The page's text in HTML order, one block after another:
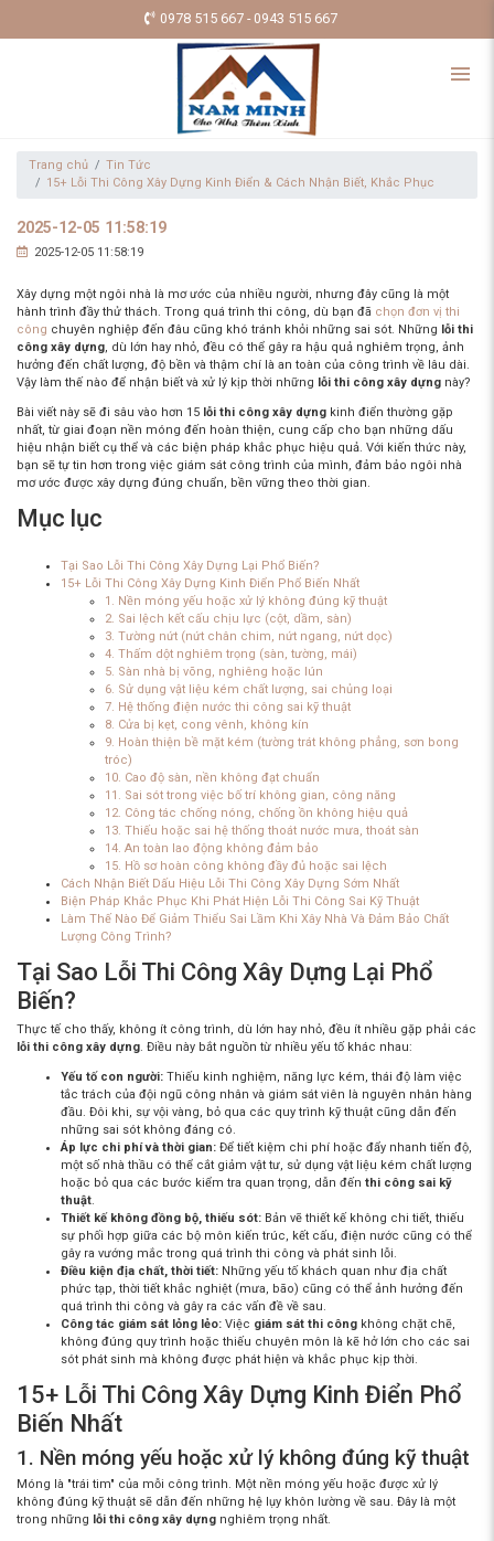
0978 515 667 - 0943 515 667
Trang chủ
Tin Tức
15+ Lỗi Thi Công Xây Dựng Kinh Điển & Cách Nhận Biết, Khắc Phục
2025-12-05 11:58:19
2025-12-05 11:58:19
Xây dựng một ngôi nhà là mơ ước của nhiều người, nhưng đây cũng là một
hành trình đầy thử thách. Trong quá trình thi công, dù bạn đã chọn đơn vị thi
công chuyên nghiệp đến đâu cũng khó tránh khỏi những sai sót. Những lỗi thi
công xây dựng , dù lớn hay nhỏ, đều có thể gây ra hậu quả nghiêm trọng, ảnh
hưởng đến chất lượng, độ bền và thậm chí là an toàn của công trình về lâu dài.
Vậy làm thế nào để nhận biết và xử lý kịp thời những lỗi thi công xây dựng này?
Bài viết này sẽ đi sâu vào hơn 15 lỗi thi công xây dựng kinh điển thường gặp
nhất, từ giai đoạn nền móng đến hoàn thiện, cung cấp cho bạn những dấu
hiệu nhận biết cụ thể và các biện pháp khắc phục hiệu quả. Với kiến thức này,
bạn sẽ tự tin hơn trong việc giám sát công trình của mình, đảm bảo ngôi nhà
mơ ước được xây dựng đúng chuẩn, bền vững theo thời gian.
Mục lục
Tại Sao Lỗi Thi Công Xây Dựng Lại Phổ Biến?
15+ Lỗi Thi Công Xây Dựng Kinh Điển Phổ Biến Nhất
1. Nền móng yếu hoặc xử lý không đúng kỹ thuật
2. Sai lệch kết cấu chịu lực (cột, dầm, sàn)
3. Tường nứt (nứt chân chim, nứt ngang, nứt dọc)
4. Thấm dột nghiêm trọng (sàn, tường, mái)
5. Sàn nhà bị võng, nghiêng hoặc lún
6. Sử dụng vật liệu kém chất lượng, sai chủng loại
7. Hệ thống điện nước thi công sai kỹ thuật
8. Cửa bị kẹt, cong vênh, không kín
9. Hoàn thiện bề mặt kém (tường trát không phẳng, sơn bong
tróc)
10. Cao độ sàn, nền không đạt chuẩn
11. Sai sót trong việc bố trí không gian, công năng
12. Công tác chống nóng, chống ồn không hiệu quả
13. Thiếu hoặc sai hệ thống thoát nước mưa, thoát sàn
14. An toàn lao động không đảm bảo
15. Hồ sơ hoàn công không đầy đủ hoặc sai lệch
Cách Nhận Biết Dấu Hiệu Lỗi Thi Công Xây Dựng Sớm Nhất
Biện Pháp Khắc Phục Khi Phát Hiện Lỗi Thi Công Sai Kỹ Thuật
Làm Thế Nào Để Giảm Thiểu Sai Lầm Khi Xây Nhà Và Đảm Bảo Chất
Lượng Công Trình?
Tại Sao Lỗi Thi Công Xây Dựng Lại Phổ
Biến?
Thực tế cho thấy, không ít công trình, dù lớn hay nhỏ, đều ít nhiều gặp phải các
lỗi thi công xây dựng. Điều này bắt nguồn từ nhiều yếu tố khác nhau:
Yếu tố con người: Thiếu kinh nghiệm, năng lực kém, thái độ làm việc
tắc trách của đội ngũ công nhân và giám sát viên là nguyên nhân hàng
đầu. Đôi khi, sự vội vàng, bỏ qua các quy trình kỹ thuật cũng dẫn đến
những sai sót không đáng có.
Áp lực chi phí và thời gian: Để tiết kiệm chi phí hoặc đẩy nhanh tiến độ,
một số nhà thầu có thể cắt giảm vật tư, sử dụng vật liệu kém chất lượng
hoặc bỏ qua các bước kiểm tra quan trọng, dẫn đến thi công sai kỹ
thuật.
Thiết kế không đồng bộ, thiếu sót: Bản vẽ thiết kế không chi tiết, thiếu
sự phối hợp giữa các bộ môn kiến trúc, kết cấu, điện nước cũng có thể
gây ra vướng mắc trong quá trình thi công và phát sinh lỗi.
Điều kiện địa chất, thời tiết: Những yếu tố khách quan như địa chất
phức tạp, thời tiết khắc nghiệt (mưa, bão) cũng có thể ảnh hưởng đến
quá trình thi công và gây ra các vấn đề về sau.
Công tác giám sát lỏng lẻo: Việc giám sát thi công không chặt chẽ,
không đúng quy trình hoặc thiếu chuyên môn là kẽ hở lớn cho các sai
sót phát sinh mà không được phát hiện và khắc phục kịp thời.
15+ Lỗi Thi Công Xây Dựng Kinh Điển Phổ
Biến Nhất
1. Nền móng yếu hoặc xử lý không đúng kỹ thuật
Móng là "trái tim" của mỗi công trình. Một nền móng yếu hoặc được xử lý
không đúng kỹ thuật sẽ dẫn đến những hệ lụy khôn lường về sau. Đây là một
trong những lỗi thi công xây dựng nghiêm trọng nhất.